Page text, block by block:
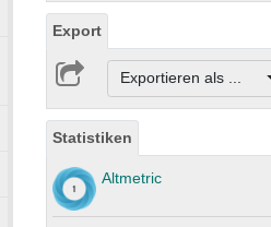
Export
Exportieren als ...
Statistiken
Altmetric